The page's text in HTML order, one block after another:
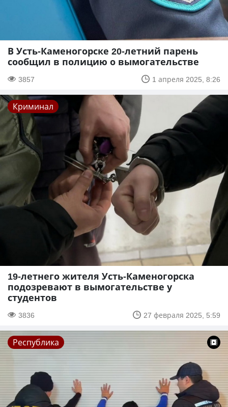
В Усть-Каменогорске 20-летний парень
сообщил в полицию о вымогательстве
3857 1 апреля 2025, 8:26
Криминал
19-летнего жителя Усть-Каменогорска
подозревают в вымогательстве у
студентов
3836 27 февраля 2025, 5:59
Республика